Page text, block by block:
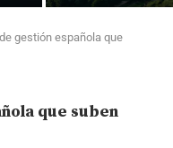
gestión española que
que suben